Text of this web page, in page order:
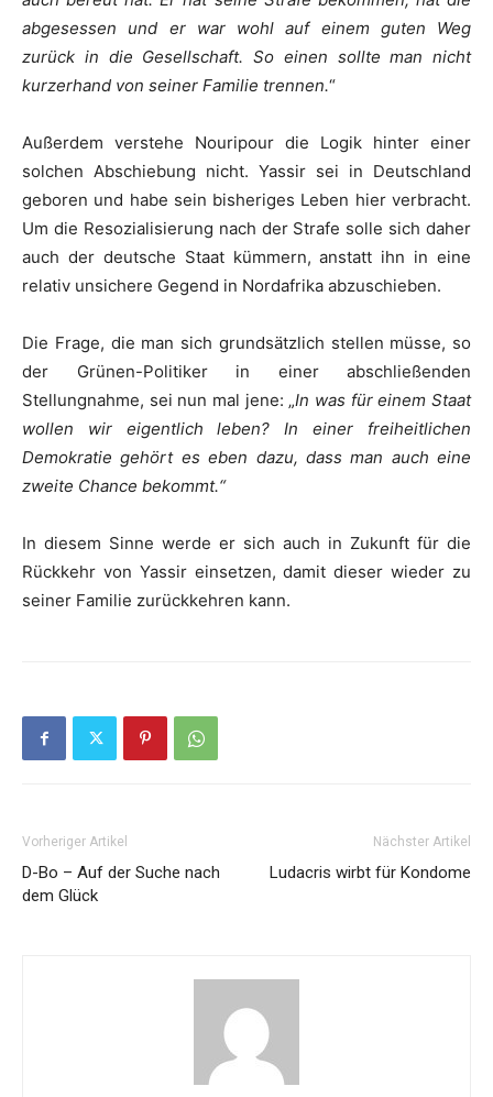
abgesessen und er war wohl auf einem guten Weg
zurück in die Gesellschaft. So einen sollte man nicht
kurzerhand von seiner Familie trennen.“
Außerdem verstehe Nouripour die Logik hinter einer
solchen Abschiebung nicht. Yassir sei in Deutschland
geboren und habe sein bisheriges Leben hier verbracht.
Um die Resozialisierung nach der Strafe solle sich daher
auch der deutsche Staat kümmern, anstatt ihn in eine
relativ unsichere Gegend in Nordafrika abzuschieben.
Die Frage, die man sich grundsätzlich stellen müsse, so
der Grünen-Politiker in einer abschließenden
Stellungnahme, sei nun mal jene: „In was für einem Staat
wollen wir eigentlich leben? In einer freiheitlichen
Demokratie gehört es eben dazu, dass man auch eine
zweite Chance bekommt.“
In diesem Sinne werde er sich auch in Zukunft für die
Rückkehr von Yassireinsetzen, damit dieser wieder zu
seiner Familie zurückkehren kann.
Vorheriger Artikel
D-Bo – Auf der Suche nach
dem Glück
Nächster Artikel
Ludacris wirbt für Kondome